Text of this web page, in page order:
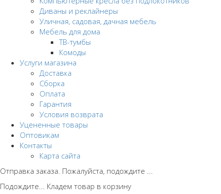
Диваны и реклайнеры
Уличная, садовая, дачная мебель
Мебель для дома
ТВ-тумбы
Комоды
Услуги магазина
Доставка
Сборка
Оплата
Гарантия
Условия возврата
Уцененные товары
Оптовикам
Контакты
Карта сайта
Отправка заказа. Пожалуйста, подождите ...
Подождите... Кладем товар в корзину